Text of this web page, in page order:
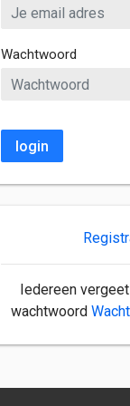
Wachtwoord
login
Iedereen
wachtwoord